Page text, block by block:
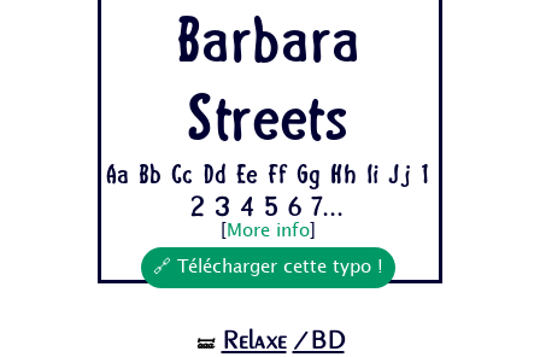
Barbara
Streets
Aa Bb Cc Dd Ee Ff Gg Hh Ii Jj 1
2 3 4 5 6 7...
More info]
🔗 Télécharger cette typo !
🝛 Relaxe /BD